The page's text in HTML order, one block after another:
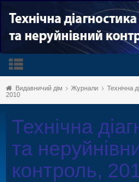
Видавничий дім Журнали
Технічна
2010
Технічна
та
контроль,